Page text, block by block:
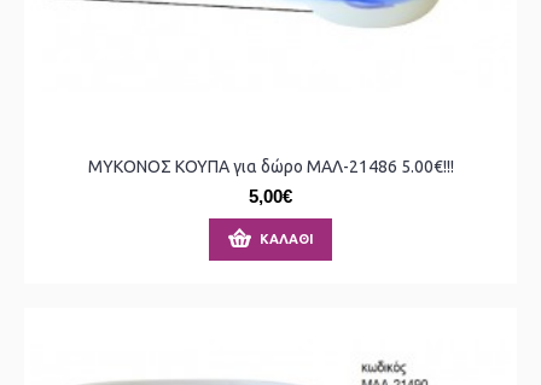
ΜΥΚΟΝΟΣ ΚΟΥΠΑ για δώρο ΜΑΛ-21486 5.00€!!!
5,00€
ΚΑΛΆΘΙ